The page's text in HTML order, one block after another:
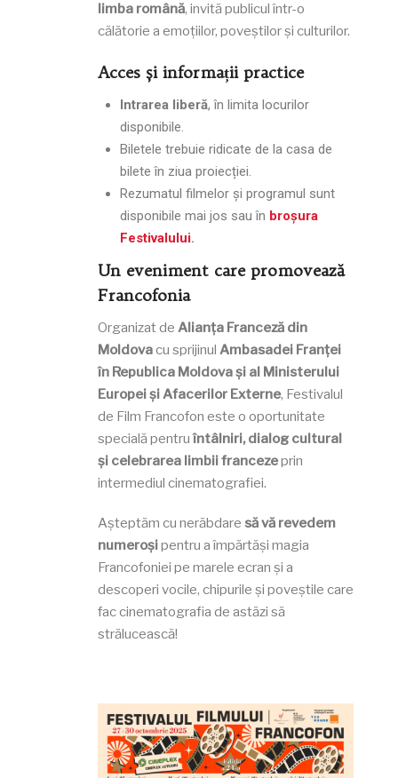
limba română, invită publicul într-o
călătorie a emoțiilor, poveștilor și culturilor.
Acces și informații practice
Intrarea liberă, în limita locurilor
disponibile.
Biletele trebuie ridicate de la casa de
bilete în ziua proiecției.
Rezumatul filmelor și programul sunt
disponibile mai jos sau în broșura
Festivalului.
Un eveniment care promovează
Francofonia
Organizat de Alianța Franceză din
Moldovacu sprijinul Ambasadei Franței
în Republica Moldova și al Ministerului
Europei și Afacerilor Externe, Festivalul
de Film Francofon este o oportunitate
specială pentruîntâlniri, dialog cultural
și celebrarea limbii francezeprin
intermediul cinematografiei.
Așteptăm cu nerăbdare să vă revedem
numeroși pentru a împărtăși magia
Francofoniei pe marele ecran și a
descoperi vocile, chipurile și poveștile care
fac cinematografia de astăzi să
strălucească!